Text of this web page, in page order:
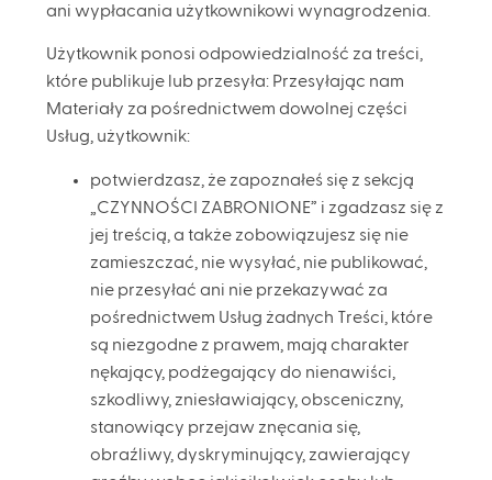
ani wypłacania użytkownikowi wynagrodzenia.
Użytkownik ponosi odpowiedzialność za treści,
które publikuje lub przesyła: Przesyłając nam
Materiały za pośrednictwem dowolnej części
Usług, użytkownik:
potwierdzasz, że zapoznałeś się z sekcją
„CZYNNOŚCI ZABRONIONE” i zgadzasz się z
jej treścią, a także zobowiązujesz się nie
zamieszczać, nie wysyłać, nie publikować,
nie przesyłać ani nie przekazywać za
pośrednictwem Usług żadnych Treści, które
są niezgodne z prawem, mają charakter
nękający, podżegający do nienawiści,
szkodliwy, zniesławiający, obsceniczny,
stanowiący przejaw znęcania się,
obraźliwy, dyskryminujący, zawierający